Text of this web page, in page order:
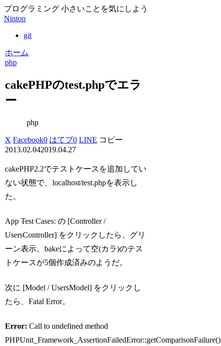
プログラミング 小さいことを気にしよう
Ninton
git
ホーム
php
cakePHPのtest.phpでエラ
ー
php
X Facebook0 はてブ0 LINE コピー
2013.02.042019.04.27
cakePHP2.2でテストケースを追加してい
ない状態で、localhost/test.phpを表示し
た。
App Test Cases: の [Controller /
UsersController] をクリックしたら、グリ
ーン表示。bakeによって空(カラ)のテス
トケースが5個作成済みのようだ。
次に [Model / UsersModel] をクリックし
たら、Fatal Error。
Error:Call to undefined method
PHPUnit_Framework_AssertionFailedError::getComparisonFailure()